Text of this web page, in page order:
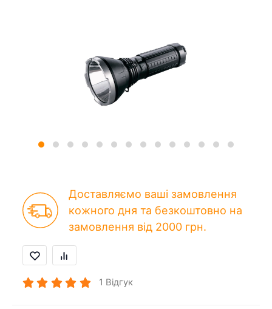
Доставляємо ваші замовлення
кожного дня та безкоштовно на
замовлення від 2000 грн.
1 Відгук